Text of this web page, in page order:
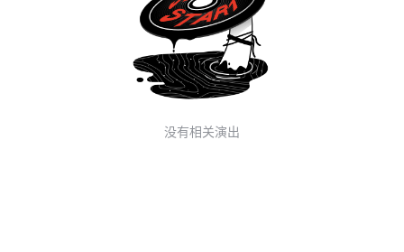
没有相关演出